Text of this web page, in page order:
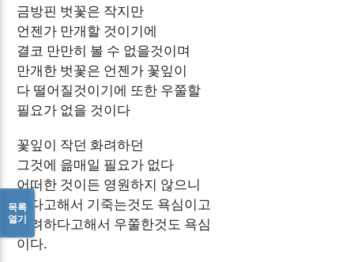
금방핀 벗꽃은 작지만
언젠가 만개할 것이기에
결코 만만히 볼 수 없을것이며
만개한 벗꽃은 언젠가 꽃잎이
다 떨어질것이기에 또한 우쭐할
필요가 없을 것이다
꽃잎이 작던 화려하던
그것에 읆매일 필요가 없다
어떠한 것이든 영원하지 않으니
작다고해서 기죽는것도 욕심이고
화려하다고해서 우쭐한것도 욕심
이다.
목록
열기
Sketchbook5, 스케치북5
Sketchbook5, 스케치북5